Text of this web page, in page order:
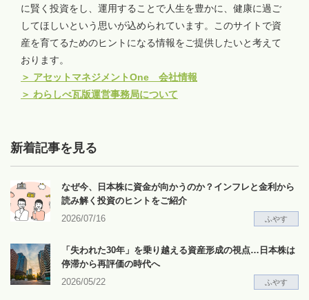
に賢く投資をし、運用することで人生を豊かに、健康に過ご
してほしいという思いが込められています。このサイトで資
産を育てるためのヒントになる情報をご提供したいと考えて
おります。
＞ アセットマネジメントOne 会社情報
＞ わらしべ瓦版運営事務局について
新着記事を見る
なぜ今、日本株に資金が向かうのか？インフレと金利から
読み解く投資のヒントをご紹介
2026/07/16
ふやす
「失われた30年」を乗り越える資産形成の視点…日本株は
停滞から再評価の時代へ
2026/05/22
ふやす